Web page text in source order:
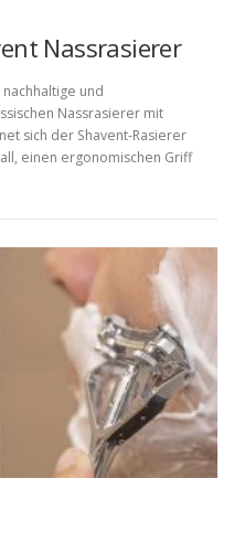
Nassrasierer
und
Nassrasierer mit
sich der Shavent-Rasierer
einen ergonomischen Griff